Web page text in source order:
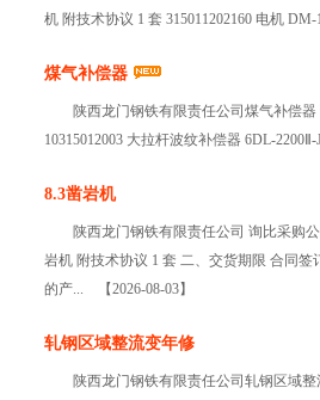
机 附技术协议 1 套 315011202160 电机
煤气补偿器
陕西龙门钢铁有限责任公司煤气补偿
10315012003 大拉杆波纹补偿器 6DL-
8.3凿岩机
陕西龙门钢铁有限责任公司 询比采购
岩机 附技术协议 1 套 二、交货期限 合同
的产...
【2026-08-03】
轧钢区域整流变年修
陕西龙门钢铁有限责任公司轧钢区域